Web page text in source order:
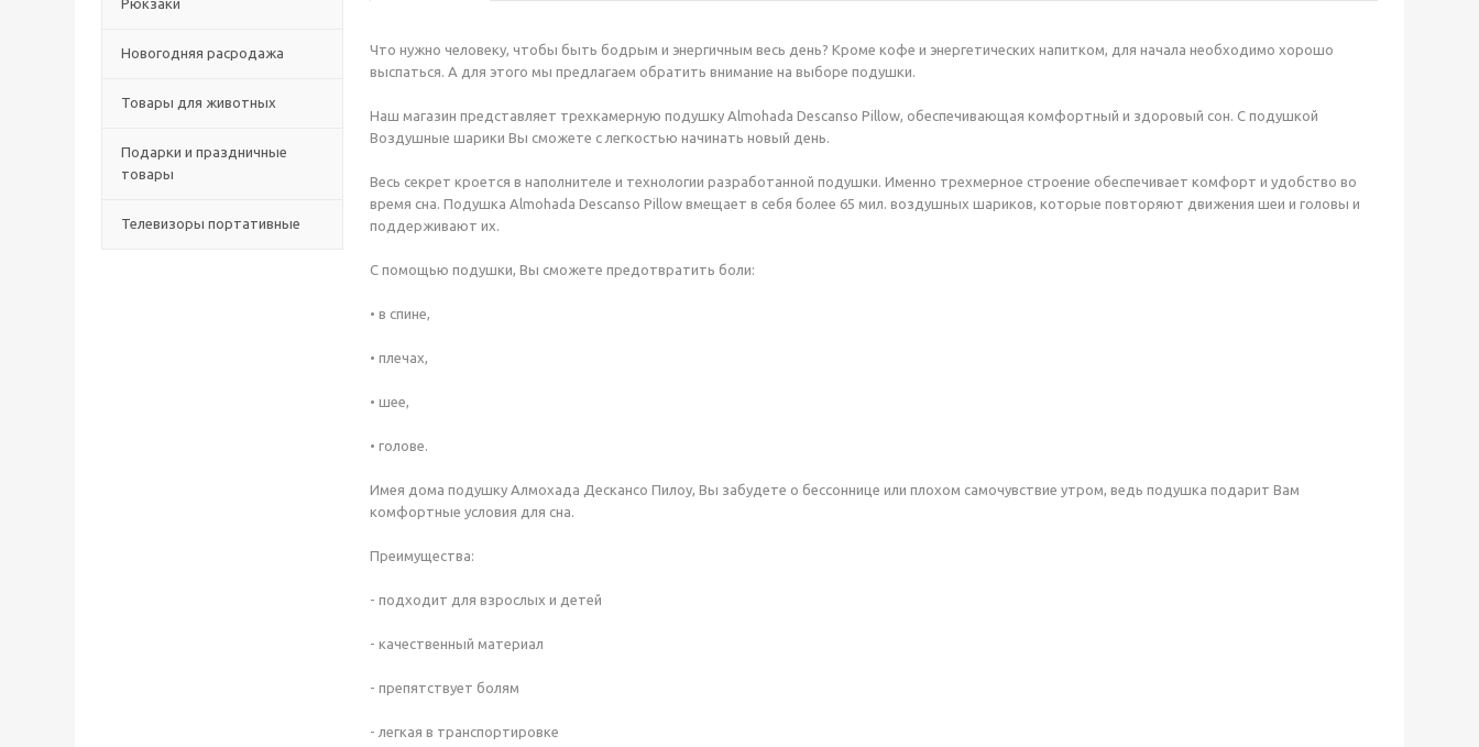
Рюкзаки
Новогодняя расродажа
Товары для животных
Подарки и праздничные
товары
Телевизоры портативные
Что нужно человеку, чтобы быть бодрым и энергичным весь день? Кроме кофе и энергетических напитком, для начала необходимо хорошо
выспаться. А для этого мы предлагаем обратить внимание на выборе подушки.
Наш магазин представляет трехкамерную подушку Almohada Descanso Pillow, обеспечивающая комфортный и здоровый сон. С подушкой
Воздушные шарики Вы сможете с легкостью начинать новый день.
Весь секрет кроется в наполнителе и технологии разработанной подушки. Именно трехмерное строение обеспечивает комфорт и удобство во
время сна. Подушка Almohada Descanso Pillow вмещает в себя более 65 мил. воздушных шариков, которые повторяют движения шеи и головы и
поддерживают их.
С помощью подушки, Вы сможете предотвратить боли:
• в спине,
• плечах,
• шее,
• голове.
Имея дома подушку Алмохада Дескансо Пилоу, Вы забудете о бессоннице или плохом самочувствие утром, ведь подушка подарит Вам
комфортные условия для сна.
Преимущества:
- подходит для взрослых и детей
- качественный материал
- препятствует болям
- легкая в транспортировке